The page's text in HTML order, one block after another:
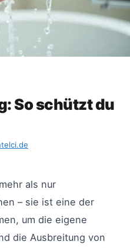
So schützt du
als nur
– sie ist eine der
um die eigene
die Ausbreitung von